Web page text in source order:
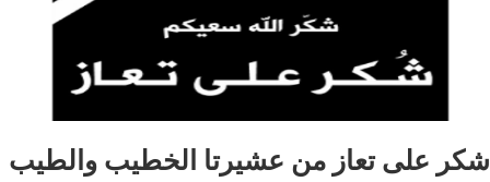
شكر على تعاز من عشيرتا الخطيب والطيب